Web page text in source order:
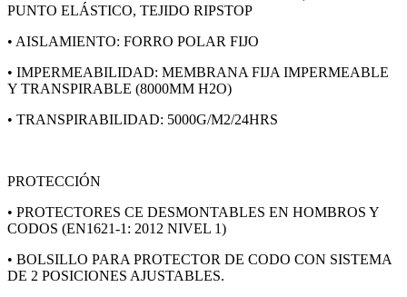
PUNTO ELÁSTICO, TEJIDO RIPSTOP
• AISLAMIENTO: FORRO POLAR FIJO
• IMPERMEABILIDAD: MEMBRANA FIJA IMPERMEABLE
Y TRANSPIRABLE (8000MM H2O)
• TRANSPIRABILIDAD: 5000G/M2/24HRS
PROTECCIÓN
• PROTECTORES CE DESMONTABLES EN HOMBROS Y
CODOS (EN1621-1: 2012 NIVEL 1)
• BOLSILLO PARA PROTECTOR DE CODO CON SISTEMA
DE 2 POSICIONES AJUSTABLES.